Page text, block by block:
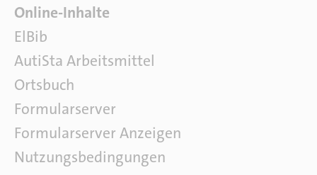
F
a
c
h
l
i
t
e
r
a
Online-Inhalte
ElBib
AutiSta Arbeitsmittel
Ortsbuch
Formularserver
Formularserver Anzeigen
Nutzungsbedingungen